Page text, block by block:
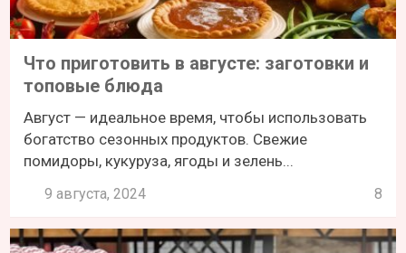
Что приготовить в августе: заготовки и
топовые блюда
Август — идеальное время, чтобы использовать
богатство сезонных продуктов. Свежие
помидоры, кукуруза, ягоды и зелень...
9 августа, 2024 8